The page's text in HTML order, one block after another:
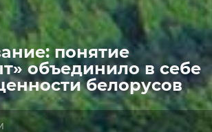
понятие
объединило в себе
белорусов